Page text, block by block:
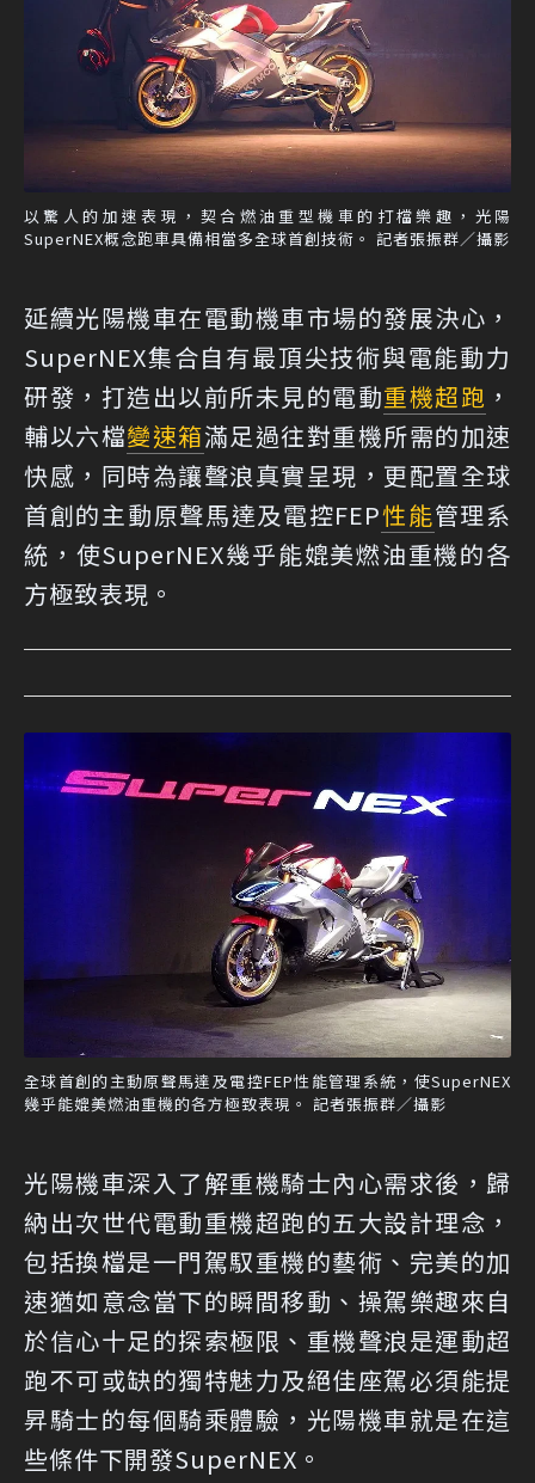
以驚人的加速表現，契合燃油重型機車的打檔樂趣，光陽
SuperNEX概念跑車具備相當多全球首創技術。 記者張振群／攝影
延續光陽機車在電動機車市場的發展決心，
SuperNEX集合自有最頂尖技術與電能動力
研發，打造出以前所未見的電動重機超跑 ，
輔以六檔變速箱滿足過往對重機所需的加速
快感，同時為讓聲浪真實呈現，更配置全球
首創的主動原聲馬達及電控FEP性能管理系
統，使SuperNEX幾乎能媲美燃油重機的各
方極致表現。
全球首創的主動原聲馬達及電控FEP性能管理系統，使SuperNEX
幾乎能媲美燃油重機的各方極致表現。 記者張振群／攝影
光陽機車深入了解重機騎士內心需求後，歸
納出次世代電動重機超跑的五大設計理念，
包括換檔是一門駕馭重機的藝術、完美的加
速猶如意念當下的瞬間移動、操駕樂趣來自
於信心十足的探索極限、重機聲浪是運動超
跑不可或缺的獨特魅力及絕佳座駕必須能提
昇騎士的每個騎乘體驗，光陽機車就是在這
些條件下開發SuperNEX。